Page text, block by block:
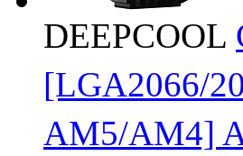
DEEPCOOL
[LGA2066/
AM5/AM4]